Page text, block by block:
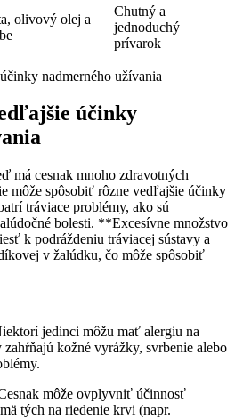
olivový olej a
Chutný a
jednoduchý
prívarok
účinky
má cesnak mnoho zdravotných
môže spôsobiť rôzne vedľajšie účinky
tráviace problémy, ako sú
bolesti. **Excesívne množstvo
k podráždeniu tráviacej sústavy a
v žalúdku, čo môže spôsobiť
jedinci môžu mať alergiu na
kožné vyrážky, svrbenie alebo
môže ovplyvniť účinnosť
tých na riedenie krvi (napr.